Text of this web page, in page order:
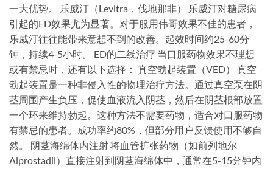
一大优势。 乐威汀（Levitra，伐地那非） 乐威汀对糖尿病
引起的ED效果尤为显著。对于服用伟哥效果不佳的患者，
乐威汀往往能带来意想不到的改善。起效时间约25-60分
钟，持续4-5小时。 ED的二线治疗 当口服药物效果不理想
或有禁忌时，还有以下选择： 真空勃起装置（VED） 真空
勃起装置是一种非侵入性的物理治疗方法。通过真空泵在阴
茎周围产生负压，促使血液流入阴茎，然后在阴茎根部放置
一个环来维持勃起。这种方法不需要药物，适合对口服药物
有禁忌的患者。成功率约80%，但部分用户反馈使用不够自
然。 阴茎海绵体内注射 将血管扩张药物（如前列地尔
Alprostadil）直接注射到阴茎海绵体中，通常在5-15分钟内